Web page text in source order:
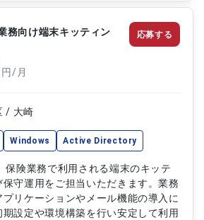
のインフラ構築および複数案件にまた
スト対応を行っていただきます。
・仮想基盤環境のインフラ設計およ
上でのWindowsサーバ構築対応
ステムの設計および構築 ・詳細設
業対応 ・導入作業および環境構築
よび構築対応
務向け端末キッティン
円/月
/ 大崎
Windows Active Directory
保険業務で利用される端末のキッテ
保守運用をご担当いただきます。業務
プリケーションやメール機能の導入に
設定や環境構築を行い安定して利用
応募する